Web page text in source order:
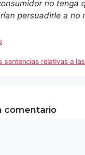
no tenga
persuadirle a no
sentencias relativas a
comentario